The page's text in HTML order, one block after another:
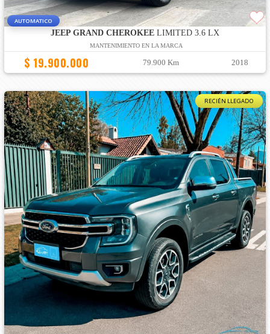
AUTOMATICO
JEEP GRAND CHEROKEELIMITED 3.6 LX
MANTENIMIENTO EN LA MARCA
$ 19.900.000 79.900 Km 2018
RECIÉN LLEGADO